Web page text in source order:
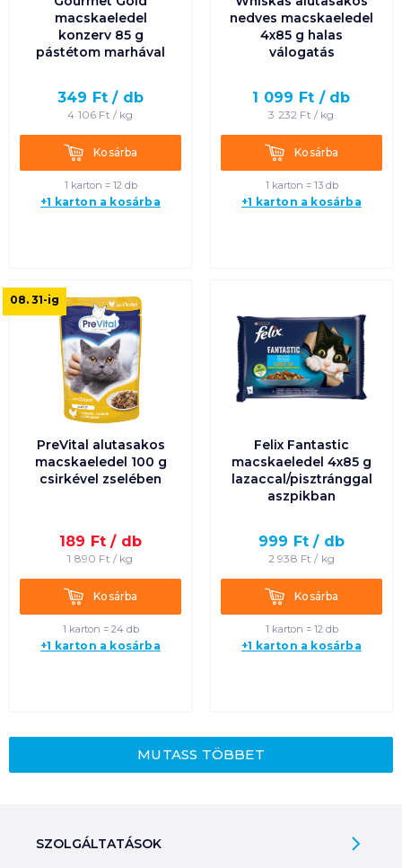
macskaeledel
konzerv 85 g
pástétom marhával
349 Ft / db
4 106 Ft / kg
KosárbaKosárba
1 karton = 12 db
+1 karton a kosárba
nedves macskaeledel
4x85 g halas
válogatás
1 099 Ft / db
3 232 Ft / kg
KosárbaKosárba
1 karton = 13 db
+1 karton a kosárba
PreVital alutasakos
macskaeledel 100 g
csirkével zselében
189 Ft / db
1 890 Ft / kg
KosárbaKosárba
1 karton = 24 db
+1 karton a kosárba
08. 31-ig
Felix Fantastic
macskaeledel 4x85 g
lazaccal/pisztránggal
aszpikban
999 Ft / db
2 938 Ft / kg
KosárbaKosárba
1 karton = 12 db
+1 karton a kosárba
MUTASS TÖBBET
SZOLGÁLTATÁSOK